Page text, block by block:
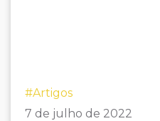
#Artigos
7 de julho de 2022